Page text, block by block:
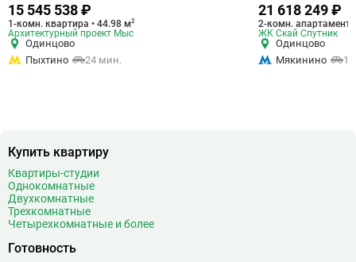
15 545 538 ₽
1-комн. квартира • 44.98 м2
Архитектурный проект Мыс
Одинцово
Пыхтино
24 мин.
21 618 249 ₽
2-комн.
ЖК Скай Спутник
Одинцово
Мякинино
Купить квартиру
Квартиры-студии
Однокомнатные
Двухкомнатные
Трехкомнатные
Четырехкомнатные и более
Готовность